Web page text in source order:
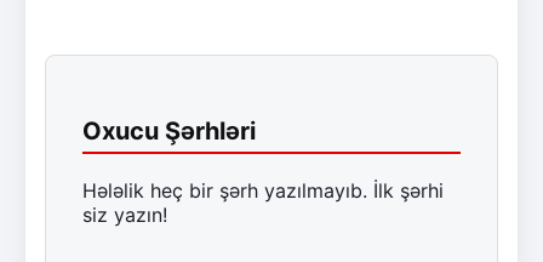
Oxucu Şərhləri
Hələlik heç bir şərh yazılmayıb. İlk şərhi
siz yazın!